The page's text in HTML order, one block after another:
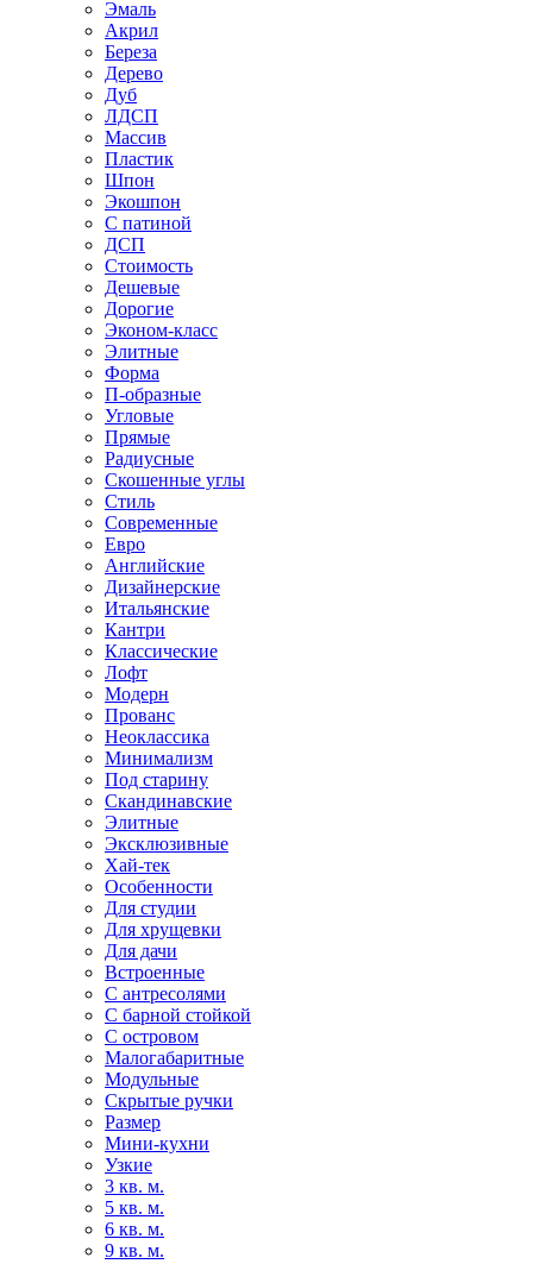
Эмаль
Акрил
Береза
Дерево
Дуб
ЛДСП
Массив
Пластик
Шпон
Экошпон
С патиной
ДСП
Стоимость
Дешевые
Дорогие
Эконом-класс
Элитные
Форма
П-образные
Угловые
Прямые
Радиусные
Скошенные углы
Стиль
Современные
Евро
Английские
Дизайнерские
Итальянские
Кантри
Классические
Лофт
Модерн
Прованс
Неоклассика
Минимализм
Под старину
Скандинавские
Элитные
Эксклюзивные
Хай-тек
Особенности
Для студии
Для хрущевки
Для дачи
Встроенные
С антресолями
С барной стойкой
С островом
Малогабаритные
Модульные
Скрытые ручки
Размер
Мини-кухни
Узкие
3 кв. м.
5 кв. м.
6 кв. м.
9 кв. м.